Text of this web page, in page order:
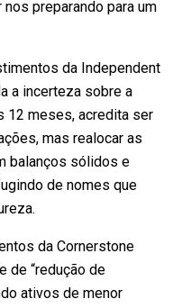
preparando para um
da Independent
a incerteza sobre a
12 meses, acredita ser
mas realocar as
balanços sólidos e
de nomes que
da Cornerstone
de “redução de
ativos de menor